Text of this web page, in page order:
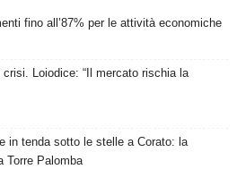
fino all’87% per le attività economiche
Loiodice: “Il mercato rischia la
in tenda sotto le stelle a Corato: la
Torre Palomba